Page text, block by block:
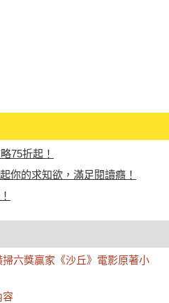
75折起！
你的求知欲，滿足閱讀癮！
六獎贏家《沙丘》電影原著小
容